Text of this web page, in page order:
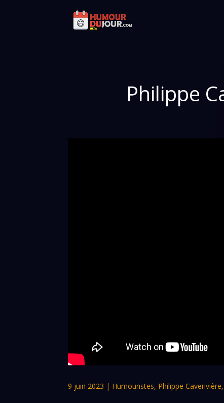
Philippe
9 juin 2023 | Humouristes, Philippe Caverivière,